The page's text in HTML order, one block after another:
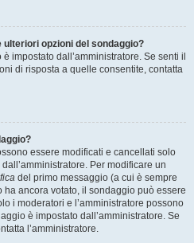
ulteriori opzioni del sondaggio?
impostato dall’amministratore. Se senti il
di risposta a quelle consentite, contatta
essere modificati e cancellati solo
Per modificare un
del primo messaggio (a cui è sempre
ancora votato, il sondaggio può essere
i moderatori e l’amministratore possono
è impostato dall’amministratore. Se
l’amministratore.